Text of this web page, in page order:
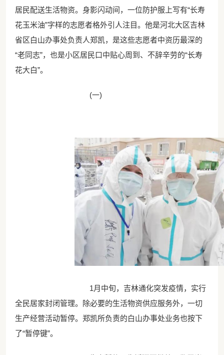
居民配送生活物资。身影闪动间，一位防护服上写有“长寿
花玉米油”字样的志愿者格外引人注目。他是河北大区吉林
省区白山办事处负责人郑凯，是这些志愿者中资历最深的
“老同志”，也是小区居民口中贴心周到、不辞辛劳的“长寿
花大白”。
(一)
1月中旬，吉林通化突发疫情，实行
全民居家封闭管理。除必要的生活物资供应服务外，一切
生产经营活动暂停。郑凯所负责的白山办事处业务也按下
了“暂停键”。